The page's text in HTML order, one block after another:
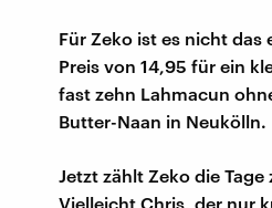
Für Zeko ist es nicht das
Preis von 14,95 für ein
fast zehn Lahmacun
Butter-Naan in Neukölln.
Jetzt zählt Zeko die
Vielleicht Chris, der nur